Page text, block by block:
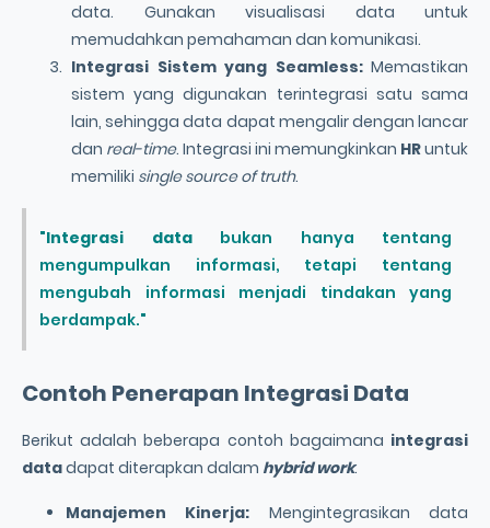
data. Gunakan visualisasi data untuk
memudahkan pemahaman dan komunikasi.
Integrasi Sistem yang Seamless:Memastikan
sistem yang digunakan terintegrasi satu sama
lain, sehingga data dapat mengalir dengan lancar
dan real-time. Integrasi ini memungkinkan HRuntuk
memiliki single source of truth.
"Integrasi databukan hanya tentang
mengumpulkan informasi, tetapi tentang
mengubah informasi menjadi tindakan yang
berdampak."
Contoh Penerapan Integrasi Data
Berikut adalah beberapa contoh bagaimana integrasi
datadapat diterapkan dalam hybrid work:
Manajemen Kinerja: Mengintegrasikan data